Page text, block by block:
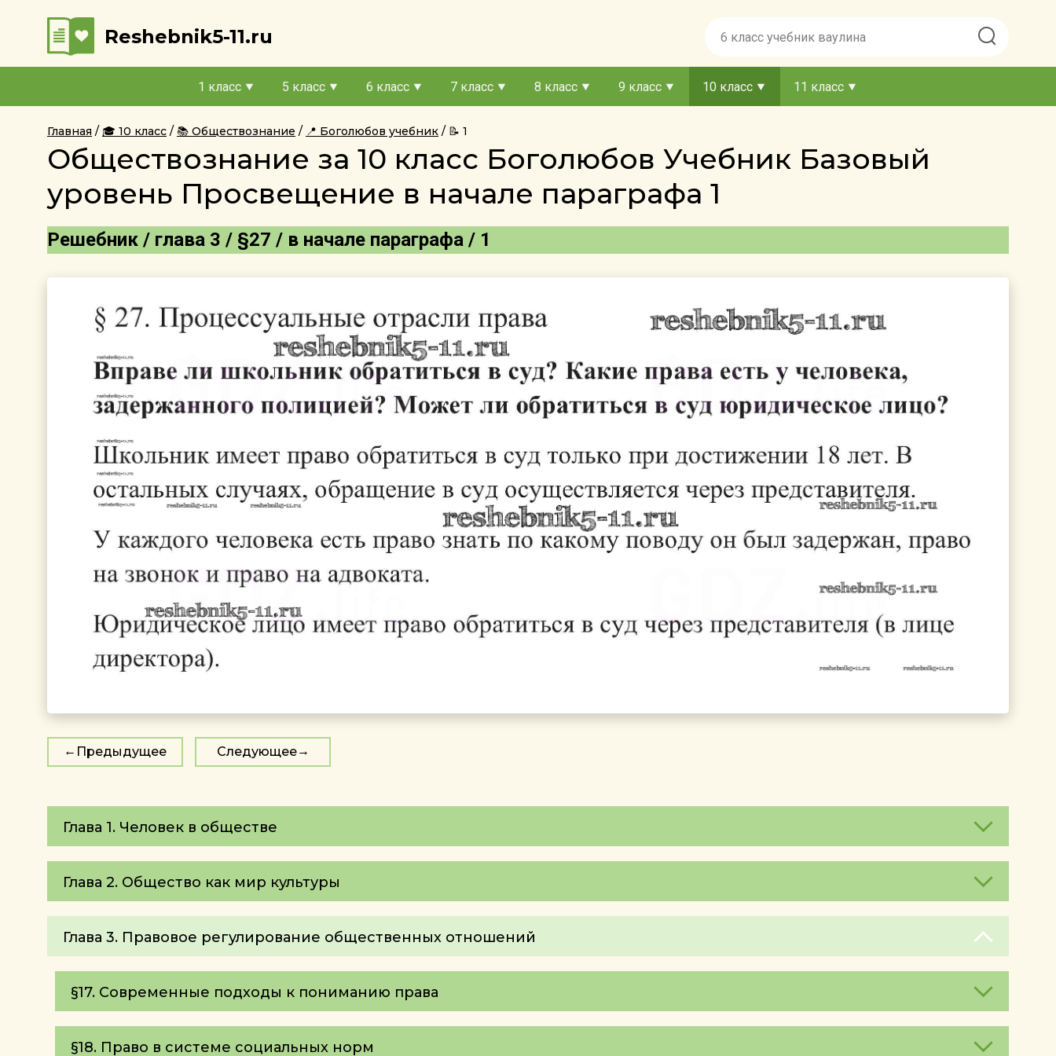
Reshebnik5-11.ru
1 класс 5 класс 6 класс 7 класс 8 класс 9 класс 10 класс 11 класс
Главная 🎓 10 класс 📚 Обществознание 📍 Боголюбов учебник 📝 1
Обществознание за 10 класс Боголюбов Учебник Базовый
уровень Просвещение в начале параграфа 1
Решебник / глава 3 / §27 / в начале параграфа / 1
Предыдущее Следующее
Глава 1. Человек в обществе
Глава 2. Общество как мир культуры
Глава 3. Правовое регулирование общественных отношений
§17. Современные подходы к пониманию права
§18. Право в системе социальных норм